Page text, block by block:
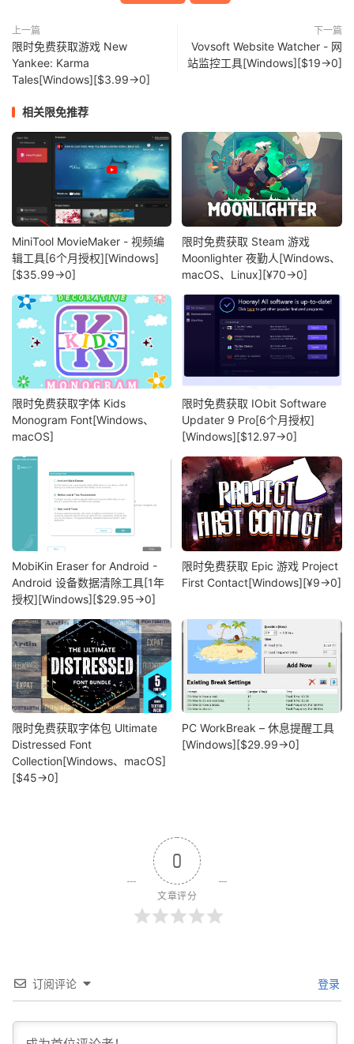
上一篇
限时免费获取游戏 New
Yankee: Karma
Tales[Windows][$3.99→0]
下一篇
Vovsoft Website Watcher - 网
站监控工具[Windows][$19→0]
相关限免推荐
MiniTool MovieMaker - 视频编
辑工具[6个月授权][Windows]
[$35.99→0]
限时免费获取 Steam 游戏
Moonlighter 夜勤人[Windows、
macOS、Linux][¥70→0]
限时免费获取字体 Kids
Monogram Font[Windows、
macOS]
限时免费获取 IObit Software
Updater 9 Pro[6个月授权]
[Windows][$12.97→0]
MobiKin Eraser for Android -
Android 设备数据清除工具[1年
授权][Windows][$29.95→0]
限时免费获取 Epic 游戏 Project
First Contact[Windows][¥9→0]
限时免费获取字体包 Ultimate
Distressed Font
Collection[Windows、macOS]
[$45→0]
PC WorkBreak – 休息提醒工具
[Windows][$29.99→0]
0
文章评分
订阅评论 登录